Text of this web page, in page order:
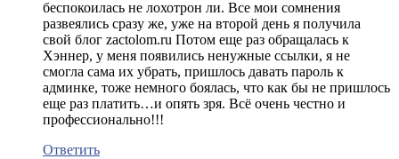
беспокоилась не лохотрон ли. Все мои сомнения
развеялись сразу же, уже на второй день я получила
свой блог zactolom.ru Потом еще раз обращалась к
Хэннер, у меня появились ненужные ссылки, я не
смогла сама их убрать, пришлось давать пароль к
админке, тоже немного боялась, что как бы не пришлось
еще раз платить…и опять зря. Всё очень честно и
профессионально!!!
Ответить